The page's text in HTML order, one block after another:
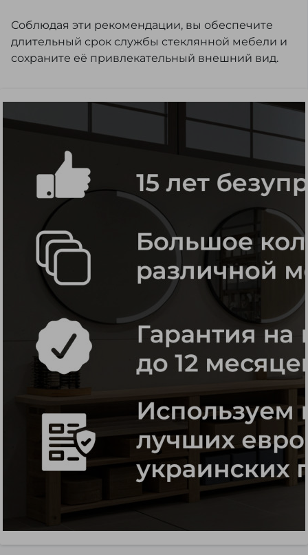
Соблюдая эти рекомендации, вы обеспечите
длительный срок службы стеклянной мебели и
сохраните её привлекательный внешний вид.